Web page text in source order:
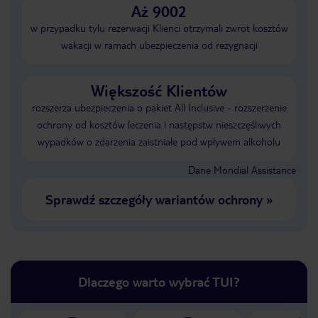
Aż 9002
w przypadku tylu rezerwacji Klienci otrzymali zwrot kosztów
wakacji w ramach ubezpieczenia od rezygnacji
Większość Klientów
rozszerza ubezpieczenia o pakiet All Inclusive - rozszerzenie
ochrony od kosztów leczenia i następstw nieszczęśliwych
wypadków o zdarzenia zaistniałe pod wpływem alkoholu
Dane Mondial Assistance
Sprawdź szczegóły wariantów ochrony»
Dlaczego warto wybrać TUI?